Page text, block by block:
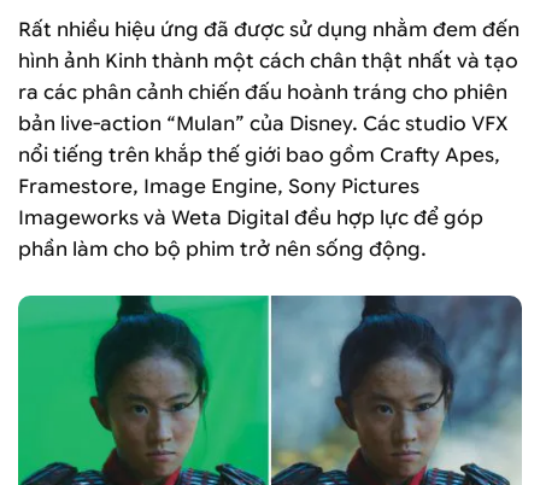
Rất nhiều hiệu ứng đã được sử dụng nhằm đem đến
hình ảnh Kinh thành một cách chân thật nhất và tạo
ra các phân cảnh chiến đấu hoành tráng cho phiên
bản live-action “Mulan” của Disney. Các studio VFX
nổi tiếng trên khắp thế giới bao gồm Crafty Apes,
Framestore, Image Engine, Sony Pictures
Imageworks và Weta Digital đều hợp lực để góp
phần làm cho bộ phim trở nên sống động.